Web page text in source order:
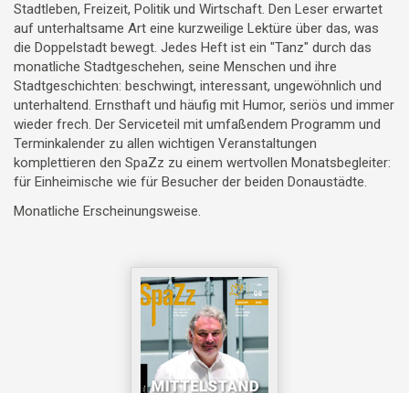
Stadtleben, Freizeit, Politik und Wirtschaft. Den Leser erwartet
auf unterhaltsame Art eine kurzweilige Lektüre über das, was
die Doppelstadt bewegt. Jedes Heft ist ein "Tanz" durch das
monatliche Stadtgeschehen, seine Menschen und ihre
Stadtgeschichten: beschwingt, interessant, ungewöhnlich und
unterhaltend. Ernsthaft und häufig mit Humor, seriös und immer
wieder frech. Der Serviceteil mit umfaßendem Programm und
Terminkalender zu allen wichtigen Veranstaltungen
komplettieren den SpaZz zu einem wertvollen Monatsbegleiter:
für Einheimische wie für Besucher der beiden Donaustädte.
Monatliche Erscheinungsweise.